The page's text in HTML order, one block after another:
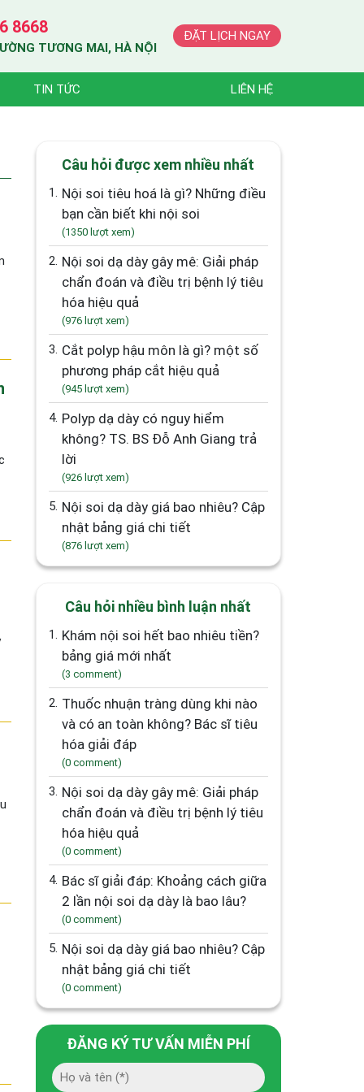
8668
TƯƠNG MAI, HÀ NỘI
ĐẶT LỊCH NGAY
TIN TỨC LIÊN HỆ
Câu hỏi được xem nhiều nhất
1. Nội soi tiêu hoá là gì? Những điều
bạn cần biết khi nội soi
(1350 lượt xem)
2. Nội soi dạ dày gây mê: Giải pháp
chẩn đoán và điều trị bệnh lý tiêu
hóa hiệu quả
(976 lượt xem)
3. Cắt polyp hậu môn là gì? một số
phương pháp cắt hiệu quả
(945 lượt xem)
4. Polyp dạ dày có nguy hiểm
không? TS. BS Đỗ Anh Giang trả
lời
(926 lượt xem)
5. Nội soi dạ dày giá bao nhiêu? Cập
nhật bảng giá chi tiết
(876 lượt xem)
Câu hỏi nhiều bình luận nhất
1. Khám nội soi hết bao nhiêu tiền?
bảng giá mới nhất
(3 comment)
2. Thuốc nhuận tràng dùng khi nào
và có an toàn không? Bác sĩ tiêu
hóa giải đáp
(0 comment)
3. Nội soi dạ dày gây mê: Giải pháp
chẩn đoán và điều trị bệnh lý tiêu
hóa hiệu quả
(0 comment)
4. Bác sĩ giải đáp: Khoảng cách giữa
2 lần nội soi dạ dày là bao lâu?
(0 comment)
5. Nội soi dạ dày giá bao nhiêu? Cập
nhật bảng giá chi tiết
(0 comment)
ĐĂNG KÝ TƯ VẤN MIỄN PHÍ